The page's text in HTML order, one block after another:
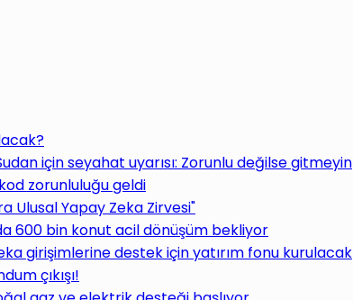
için seyahat uyarısı: Zorunlu değilse gitmeyin
zorunluluğu geldi
Ulusal Yapay Zeka Zirvesi"
600 bin konut acil dönüşüm bekliyor
girişimlerine destek için yatırım fonu kurulacak
çıkışı!